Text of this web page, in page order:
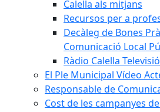
Calella als mitjans
Recursos per a
Decàleg de Bones
Comunicació Local
Ràdio Calella Televisió
El Ple Municipal Vídeo
Responsable de
Cost de les campanyes